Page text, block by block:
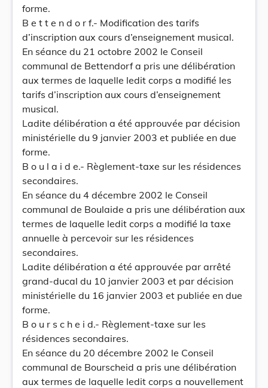
forme.
B e t t e n d o r f.- Modification des tarifs
d’inscription aux cours d’enseignement musical.
En séance du 21 octobre 2002 le Conseil
communal de Bettendorf a pris une délibération
aux termes de laquelle ledit corps a modifié les
tarifs d’inscription aux cours d’enseignement
musical.
Ladite délibération a été approuvée par décision
ministérielle du 9 janvier 2003 et publiée en due
forme.
B o u l a i d e.- Règlement-taxe sur les résidences
secondaires.
En séance du 4 décembre 2002 le Conseil
communal de Boulaide a pris une délibération aux
termes de laquelle ledit corps a modifié la taxe
annuelle à percevoir sur les résidences
secondaires.
Ladite délibération a été approuvée par arrêté
grand-ducal du 10 janvier 2003 et par décision
ministérielle du 16 janvier 2003 et publiée en due
forme.
B o u r s c h e i d.- Règlement-taxe sur les
résidences secondaires.
En séance du 20 décembre 2002 le Conseil
communal de Bourscheid a pris une délibération
aux termes de laquelle ledit corps a nouvellement